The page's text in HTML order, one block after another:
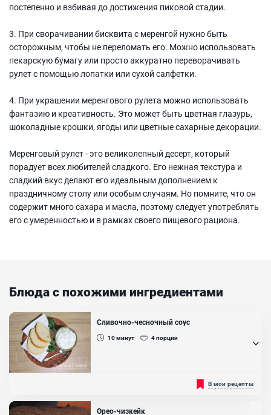
постепенно и взбивая до достижения пиковой стадии.
3. При сворачивании бисквита с меренгой нужно быть
осторожным, чтобы не переломать его. Можно использовать
пекарскую бумагу или просто аккуратно переворачивать
рулет с помощью лопатки или сухой салфетки.
4. При украшении меренгового рулета можно использовать
фантазию и креативность. Это может быть цветная глазурь,
шоколадные крошки, ягоды или цветные сахарные декорации.
Меренговый рулет - это великолепный десерт, который
порадует всех любителей сладкого. Его нежная текстура и
сладкий вкус делают его идеальным дополнением к
праздничному столу или особым случаям. Но помните, что он
содержит много сахара и масла, поэтому следует употреблять
его с умеренностью и в рамках своего пищевого рациона.
Блюда с похожими ингредиентами
Сливочно-чесночный соус
10минут 4порции
Считается, что соусы относятся к изобретениям французской
кухни, так как многие знаменитые соусы были созданы именно
французами. Однако, уже в пятнадцатом веке и в России стали
появляться первые рецепты соусов. В наше время существует
В мои рецепты
Орео-чизкейк